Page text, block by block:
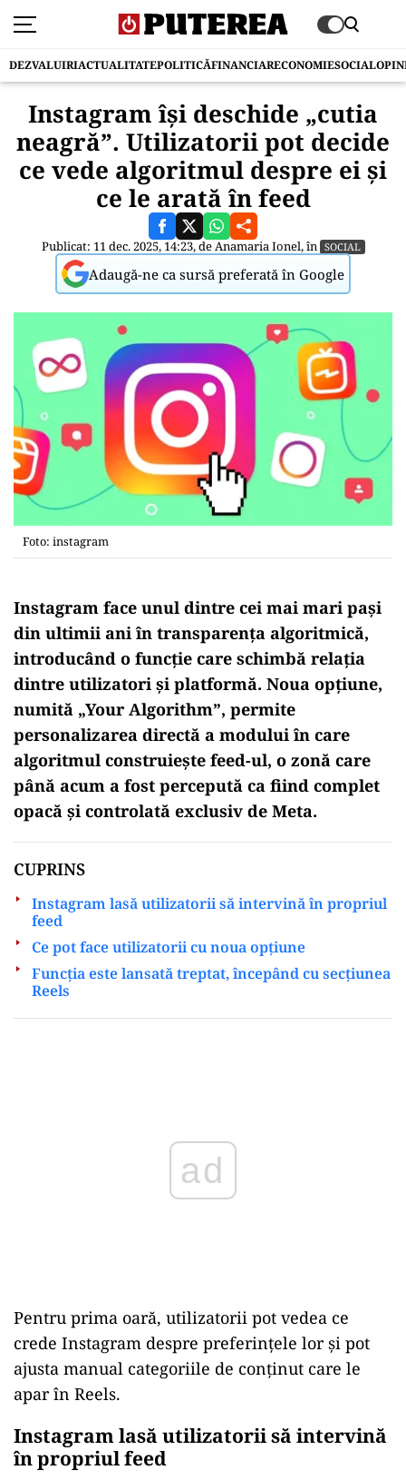
DEZVALUIRIACTUALITATEPOLITICĂFINANCIARECONOMIESOCIAL
Instagram își deschide „cutia
neagră”. Utilizatorii pot decide
ce vede algoritmul despre ei și
ce le arată în feed
Publicat: 11 dec. 2025, 14:23, deAnamaria Ionel, în SOCIAL
Adaugă-ne ca sursă preferată în Google
Foto: instagram
Instagram face unul dintre cei mai mari pași
din ultimii ani în transparența algoritmică,
introducând o funcție care schimbă relația
dintre utilizatori și platformă. Noua opțiune,
numită „Your Algorithm”, permite
personalizarea directă a modului în care
algoritmul construiește feed-ul, o zonă care
până acum a fost percepută ca fiind complet
opacă și controlată exclusiv de Meta.
CUPRINS
Instagram lasă utilizatorii să intervină în propriul
feed
Ce pot face utilizatorii cu noua opțiune
Funcția este lansată treptat, începând cu secțiunea
Reels
Pentru prima oară, utilizatorii pot vedea ce
crede Instagram despre preferințele lor și pot
ajusta manual categoriile de conținut care le
apar în Reels.
Instagram lasă utilizatorii să intervină
în propriul feed